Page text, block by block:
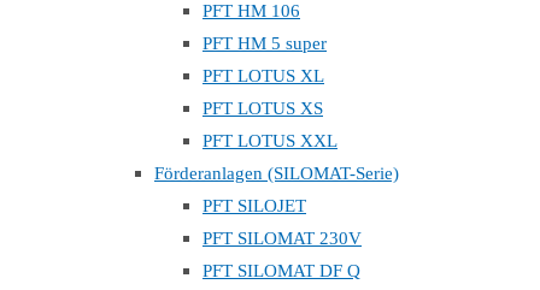
PFT HM 106
PFT HM 5 super
PFT LOTUS XL
PFT LOTUS XS
PFT LOTUS XXL
Förderanlagen (SILOMAT-Serie)
PFT SILOJET
PFT SILOMAT 230V
PFT SILOMAT DF Q